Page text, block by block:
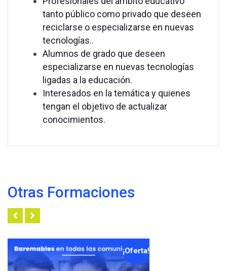
tanto público como privado que deseen
reciclarse o especializarse en nuevas
tecnologías..
Alumnos de grado que deseen
especializarse en nuevas tecnologías
ligadas a la educación.
Interesados en la temática y quienes
tengan el objetivo de actualizar
conocimientos.
Otras Formaciones
¡Oferta!